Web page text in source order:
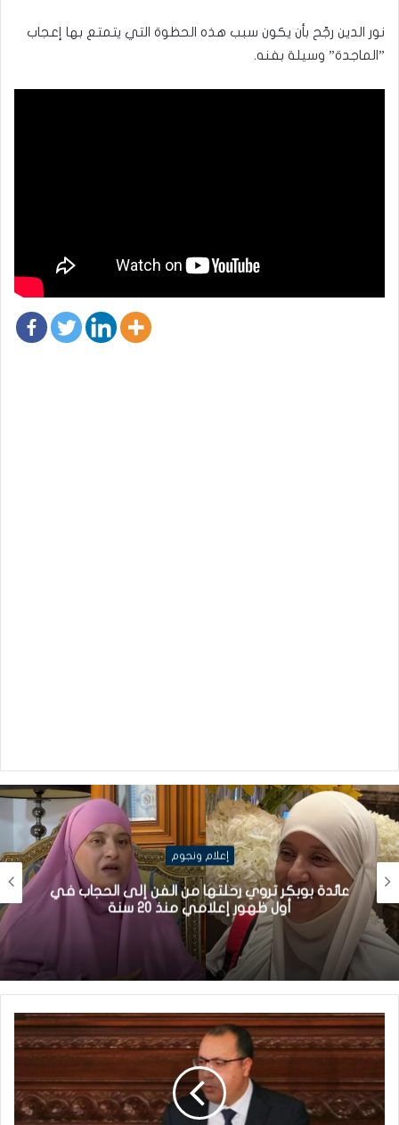
نور الدين رجّح بأن يكون سبب هذه الحظوة التي يتمتع بها إعجاب
”الماجدة” وسيلة بفنه.
إعلام ونجوم
عائدة بوبكر تروي رحلتها من الفن إلى الحجاب في
أول ظهور إعلامي منذ 20 سنة